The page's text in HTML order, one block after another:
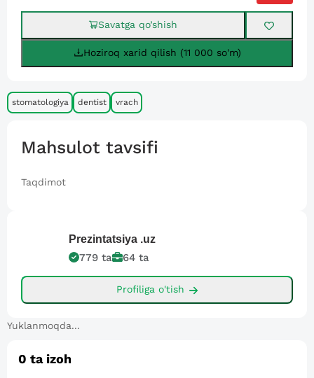
Savatga qo’shish
Hoziroq xarid qilish (11 000 so'm)
stomatologiya dentist vrach
Mahsulot tavsifi
Taqdimot
Prezintatsiya .uz
779 ta 64 ta
Profiliga o'tish
Yuklanmoqda...
0 ta izoh